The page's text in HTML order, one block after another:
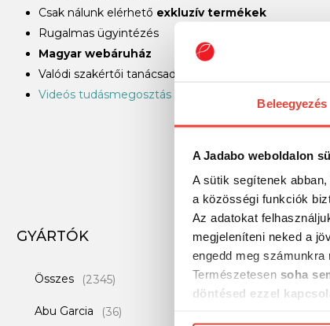
Beleegyezés
A Jadabo weboldalon
A sütik segítenek
a közösségi funkciók
Az adatokat
megjeleníteni neked a
engedd meg számunkra
Természetesen soha
döntésed ezzel
Csak nálunk elérhető exkluzív termékek
Rugalmas ügyintézés
Magyar webáruház
Valódi szakértői tanácsadás világbajnok horgászoktól
Videós tudásmegosztás
GYÁRTÓK
Összes (2345)
Abu Garcia (36)